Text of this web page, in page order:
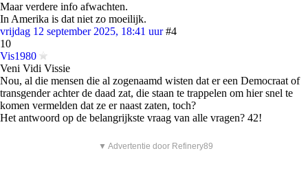
Maar verdere info afwachten.
In Amerika is dat niet zo moeilijk.
vrijdag 12 september 2025, 18:41 uur #4
10
Vis1980
Veni Vidi Vissie
Nou, al die mensen die al zogenaamd wisten dat er een Democraat of
transgender achter de daad zat, die staan te trappelen om hier snel te
komen vermelden dat ze er naast zaten, toch?
Het antwoord op de belangrijkste vraag van alle vragen? 42!
▼ Advertentie door Refinery89